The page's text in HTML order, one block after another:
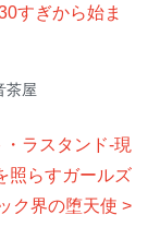
すぎから始ま
茶屋
・ラスタンド-現
照らすガールズ
ク界の堕天使